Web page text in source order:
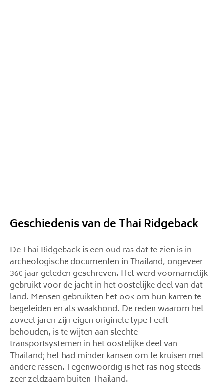
Geschiedenis van de Thai Ridgeback
De Thai Ridgeback is een oud ras dat te zien is in
archeologische documenten in Thailand, ongeveer
360 jaar geleden geschreven. Het werd voornamelijk
gebruikt voor de jacht in het oostelijke deel van dat
land. Mensen gebruikten het ook om hun karren te
begeleiden en als waakhond. De reden waarom het
zoveel jaren zijn eigen originele type heeft
behouden, is te wijten aan slechte
transportsystemen in het oostelijke deel van
Thailand; het had minder kansen om te kruisen met
andere rassen. Tegenwoordig is het ras nog steeds
zeer zeldzaam buiten Thailand.